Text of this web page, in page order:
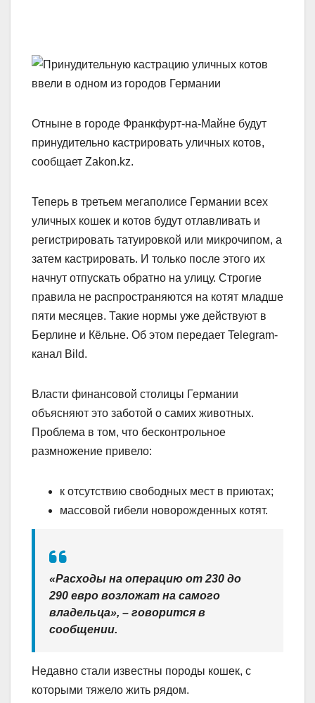
Отныне в городе Франкфурт-на-Майне будут
принудительно кастрировать уличных котов,
сообщает Zakon.kz.
Теперь в третьем мегаполисе Германии всех
уличных кошек и котов будут отлавливать и
регистрировать татуировкой или микрочипом, а
затем кастрировать. И только после этого их
начнут отпускать обратно на улицу. Строгие
правила не распространяются на котят младше
пяти месяцев. Такие нормы уже действуют в
Берлине и Кёльне. Об этом передает Telegram-
канал Bild.
Власти финансовой столицы Германии
объясняют это заботой о самих животных.
Проблема в том, что бесконтрольное
размножение привело:
к отсутствию свободных мест в приютах;
массовой гибели новорожденных котят.
«Расходы на операцию от 230 до
290 евро возложат на самого
владельца», – говорится в
сообщении.
Недавно стали известны породы кошек, с
которыми тяжело жить рядом.